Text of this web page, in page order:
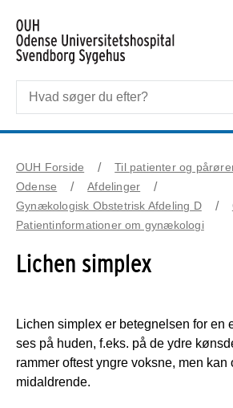
OUH Forside
Til patienter og
Odense
Afdelinger
Gynækologisk Obstetrisk Afdeling D
Patientinformationer om gynækologi
Lichen simplex
Lichen simplex er betegnelsen for en
ses på huden, f.eks. på de ydre
rammer oftest yngre voksne, men kan
midaldrende.